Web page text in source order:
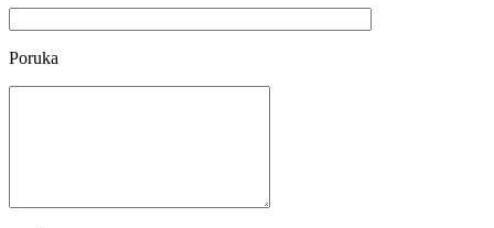
Poruka